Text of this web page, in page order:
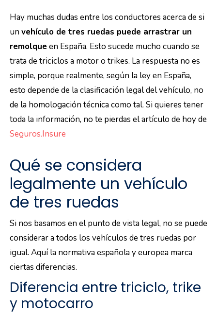
Hay muchas dudas entre los conductores acerca de si
unvehículo de tres ruedas puede arrastrar un
remolque en España. Esto sucede mucho cuando se
trata de triciclos a motor o trikes. La respuesta no es
simple, porque realmente, según la ley en España,
esto depende de la clasificación legal del vehículo, no
de la homologación técnica como tal. Si quieres tener
toda la información, no te pierdas el artículo de hoy de
Seguros.Insure
Qué se considera
legalmente un vehículo
de tres ruedas
Si nos basamos en el punto de vista legal, no se puede
considerar a todos los vehículos de tres ruedas por
igual. Aquí la normativa española y europea marca
ciertas diferencias.
Diferencia entre triciclo, trike
y motocarro